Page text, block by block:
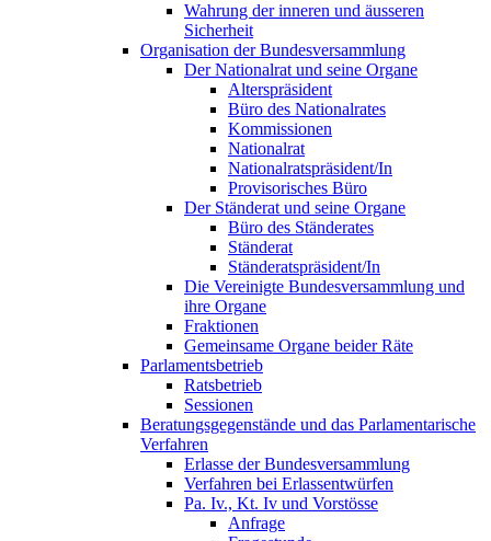
Wahrung der inneren und äusseren
Sicherheit
Organisation der Bundesversammlung
Der Nationalrat und seine Organe
Alterspräsident
Büro des Nationalrates
Kommissionen
Nationalrat
Nationalratspräsident/In
Provisorisches Büro
Der Ständerat und seine Organe
Büro des Ständerates
Ständerat
Ständeratspräsident/In
Die Vereinigte Bundesversammlung und
ihre Organe
Fraktionen
Gemeinsame Organe beider Räte
Parlamentsbetrieb
Ratsbetrieb
Sessionen
Beratungsgegenstände und das Parlamentarische
Verfahren
Erlasse der Bundesversammlung
Verfahren bei Erlassentwürfen
Pa. Iv., Kt. Iv und Vorstösse
Anfrage